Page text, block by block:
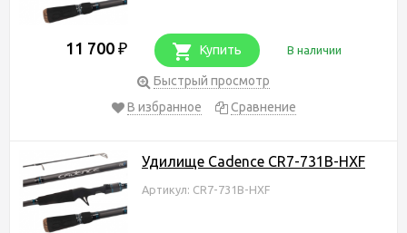
11 700 ₽ Купить В наличии
Быстрый просмотр
В избранное
Сравнение
Удилище Cadence CR7-731B-HXF
Артикул: CR7-731B-HXF